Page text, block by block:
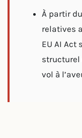
À partir
relatives
EU AI Act
structurel
vol à